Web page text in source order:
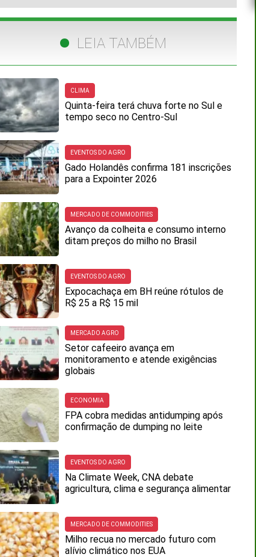
LEIA TAMBÉM
CLIMA
Quinta-feira terá chuva forte no Sul e
tempo seco no Centro-Sul
EVENTOS DO AGRO
Gado Holandês confirma 181 inscrições
para a Expointer 2026
MERCADO DE COMMODITIES
Avanço da colheita e consumo interno
ditam preços do milho no Brasil
EVENTOS DO AGRO
Expocachaça em BH reúne rótulos de
R$ 25 a R$ 15 mil
MERCADO AGRO
Setor cafeeiro avança em
monitoramento e atende exigências
globais
ECONOMIA
FPA cobra medidas antidumping após
confirmação de dumping no leite
EVENTOS DO AGRO
Na Climate Week, CNA debate
agricultura, clima e segurança alimentar
MERCADO DE COMMODITIES
Milho recua no mercado futuro com
alívio climático nos EUA